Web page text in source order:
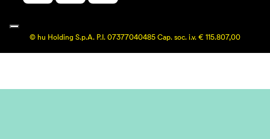
© hu Holding S.p.A. P.I. 07377040485 Cap. soc. i.v. € 115.807,00